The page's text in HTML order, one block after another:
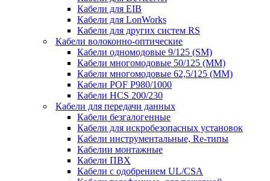
Кабели для EIB
Кабели для LonWorks
Кабели для других систем RS
Кабели волоконно-оптические
Кабели одномодовые 9/125 (SM)
Кабели многомодовые 50/125 (ММ)
Кабели многомодовые 62,5/125 (ММ)
Кабели POF P980/1000
Кабели HCS 200/230
Кабели для передачи данных
Кабели безгалогенные
Кабели для искробезопасных установок
Кабели инструментальные, Re-типы
Кабелии монтажные
Кабели ПВХ
Кабели с одобрением UL/CSA